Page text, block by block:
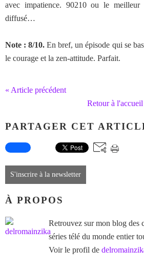
avec impatience. 90210 ou le meilleur
diffusé…
Note : 8/10. En bref, un épisode qui se
le courage et la zen-attitude. Parfait.
« Article précédent
Retour à l'accueil
PARTAGER CET
S'inscrire à la newsletter
À PROPOS
Retrouvez sur mon blog des
séries télé du monde entier
Voir le profil de